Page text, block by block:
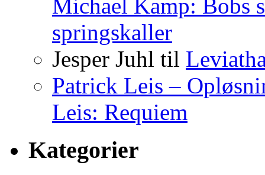
Michael Kamp: Bobs
springskaller
Jesper Juhl til
Patrick Leis –
Leis: Requiem
Kategorier